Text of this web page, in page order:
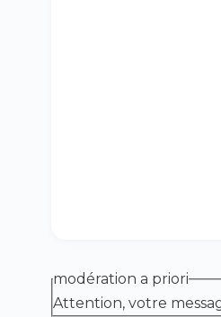
modération a priori
Attention, votre